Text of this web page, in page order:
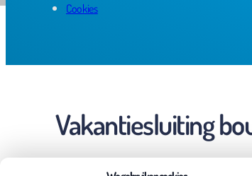
Cookies
Vakantiesluiting